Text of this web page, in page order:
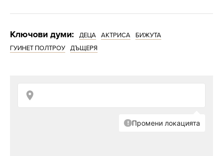
Ключови думи: ДЕЦА АКТРИСА
БИЖУТА
ГУИНЕТ ПОЛТРОУ
ДЪЩЕРЯ